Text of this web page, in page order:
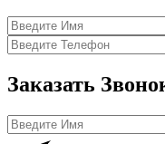
Заказать